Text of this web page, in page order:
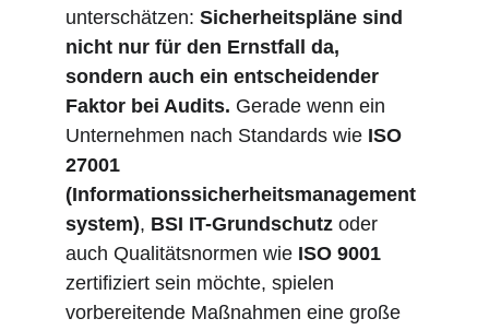
unterschätzen: Sicherheitspläne sind
nicht nur für den Ernstfall da,
sondern auch ein entscheidender
Faktor bei Audits. Gerade wenn ein
Unternehmen nach Standards wie ISO
27001
(Informationssicherheitsmanagement
system), BSI IT-Grundschutz oder
auch Qualitätsnormen wie ISO 9001
zertifiziert sein möchte, spielen
vorbereitende Maßnahmen eine große